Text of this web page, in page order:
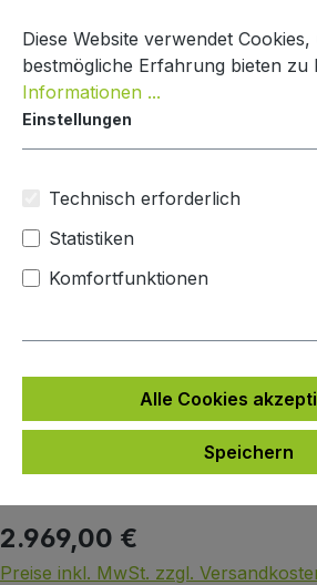
Paketkasten Einbau-
Mypaketkasten
Bildergalerie überspringen
Regulärer Preis:
2.969,00 €
Preise inkl. MwSt. zzgl.
Diese Website verwendet Cookies,
bestmögliche Erfahrung bieten zu
Informationen ...
Einstellungen
Technisch erforderlich
Statistiken
Komfortfunktionen
Alle Cookies
Speichern